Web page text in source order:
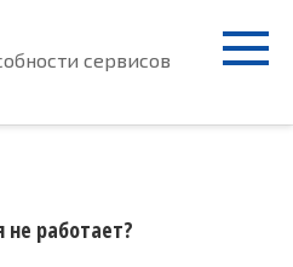
сервисов
не работает?